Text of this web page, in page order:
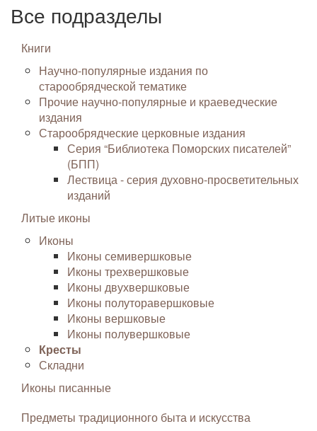
Все подразделы
Книги
Научно-популярные издания по
старообрядческой тематике
Прочие научно-популярные и краеведческие
издания
Старообрядческие церковные издания
Серия “Библиотека Поморских писателей”
(БПП)
Лествица - серия духовно-просветительных
изданий
Литые иконы
Иконы
Иконы семивершковые
Иконы трехвершковые
Иконы двухвершковые
Иконы полуторавершковые
Иконы вершковые
Иконы полувершковые
Кресты
Складни
Иконы писанные
Предметы традиционного быта и искусства